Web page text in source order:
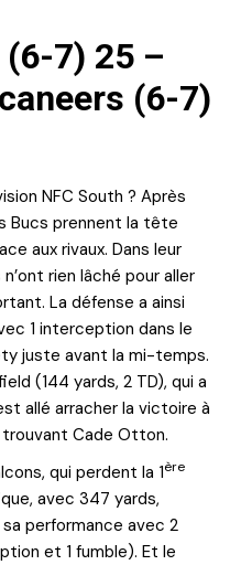
7) 25 –
(6-7)
NFC South ? Après
Bucs prennent la tête
aux rivaux. Dans leur
rien lâché pour aller
La défense a ainsi
1 interception dans le
juste avant la mi-temps.
(144 yards, 2 TD), qui a
allé arracher la victoire à
Cade Otton.
qui perdent la 1ère
avec 347 yards,
performance avec 2
et 1 fumble). Et le